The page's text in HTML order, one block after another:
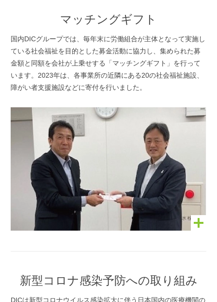
マッチングギフト
国内DICグループでは、毎年末に労働組合が主体となって実施し
ている社会福祉を目的とした募金活動に協力し、集められた募
金額と同額を会社が上乗せする「マッチングギフト」を行って
います。2023年は、各事業所の近隣にある20の社会福祉施設、
障がい者支援施設などに寄付を行いました。
新型コロナ感染予防への取り組み
DICは新型コロナウイルス感染拡大に伴う日本国内の医療機関の